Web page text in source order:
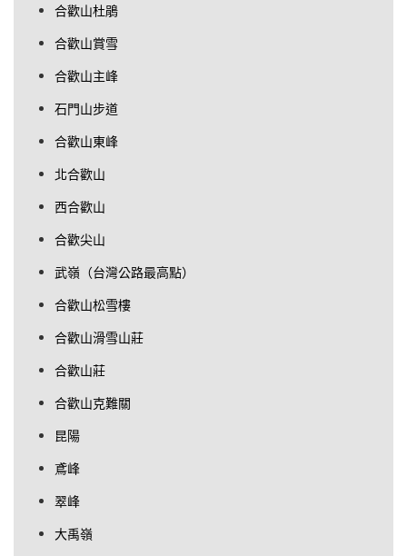
合歡山杜鵑
合歡山賞雪
合歡山主峰
石門山步道
合歡山東峰
北合歡山
西合歡山
合歡尖山
武嶺（台灣公路最高點）
合歡山松雪樓
合歡山滑雪山莊
合歡山莊
合歡山克難關
昆陽
鳶峰
翠峰
大禹嶺